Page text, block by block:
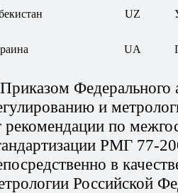
UZ
UA
Федерального
и
рекомендации по
РМГ 77-
в
Российской